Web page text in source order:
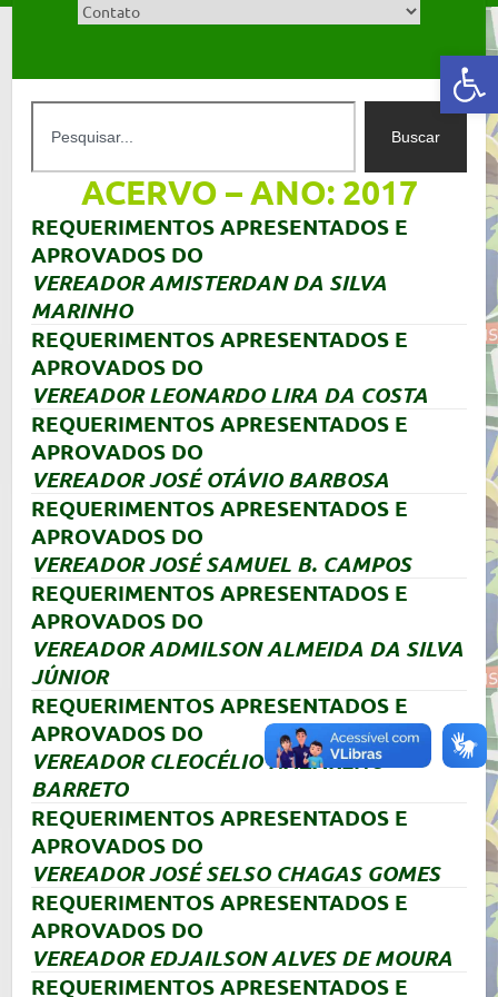
Abrir a barra de ferramentas
Buscar
ACERVO – ANO: 2017
REQUERIMENTOS APRESENTADOS E
APROVADOS DO
VEREADOR AMISTERDAN DA SILVA
MARINHO
REQUERIMENTOS APRESENTADOS E
APROVADOS DO
VEREADOR LEONARDO LIRA DA COSTA
REQUERIMENTOS APRESENTADOS E
APROVADOS DO
VEREADOR JOSÉ OTÁVIO BARBOSA
REQUERIMENTOS APRESENTADOS E
APROVADOS DO
VEREADOR JOSÉ SAMUEL B. CAMPOS
REQUERIMENTOS APRESENTADOS E
APROVADOS DO
VEREADOR ADMILSON ALMEIDA DA SILVA
JÚNIOR
REQUERIMENTOS APRESENTADOS E
APROVADOS DO
VEREADOR CLEOCÉLIO NAZARENO
BARRETO
REQUERIMENTOS APRESENTADOS E
APROVADOS DO
VEREADOR JOSÉ SELSO CHAGAS GOMES
REQUERIMENTOS APRESENTADOS E
APROVADOS DO
VEREADOR EDJAILSON ALVES DE MOURA
REQUERIMENTOS APRESENTADOS E